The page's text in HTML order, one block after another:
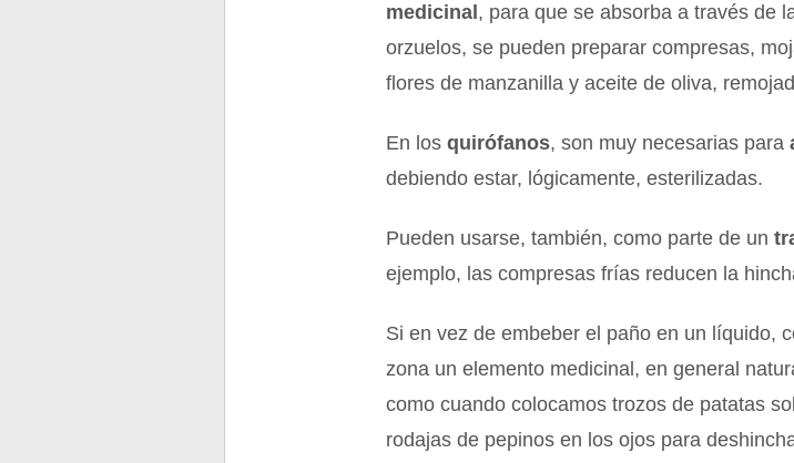
medicinal , para que se absorba a través de
orzuelos, se pueden preparar compresas,
flores de manzanilla y aceite de oliva,
En losquirófanos, son muy necesarias para
debiendo estar, lógicamente, esterilizadas.
Pueden usarse, también, como parte de un
ejemplo, las compresas frías reducen la
Si en vez de embeber el paño en un líquido,
zona un elemento medicinal, en general
como cuando colocamos trozos de patatas
rodajas de pepinos en los ojos para